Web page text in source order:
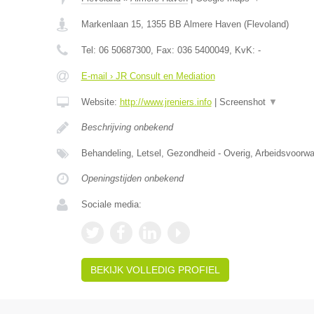
Markenlaan 15, 1355 BB Almere Haven(Flevoland)
Tel: 06 50687300, Fax: 036 5400049, KvK: -
E-mail › JR Consult en Mediation
Website: http://www.jreniers.info| Screenshot ▼
Beschrijving onbekend
Behandeling, Letsel, Gezondheid - Overig,
Openingstijden onbekend
Sociale media:
BEKIJK VOLLEDIG PROFIEL